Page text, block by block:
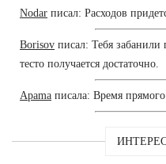
Nodar писал: Расходов
Borisov писал: Тебя забанили
тесто получается достаточно.
Apama писала: Время